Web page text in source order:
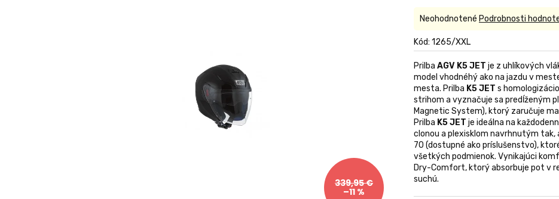
339,95 €
–11 %
Kód: 1265/XXL
Prilba AGV K5 JET je z uhlíkových
model vhodnéhý ako na jazdu v
mesta. Prilba K5 JET s
strihom a vyznačuje sa predĺženým
Magnetic System), ktorý zaručuje
Prilba K5 JET je ideálna na
clonou a plexisklom navrhnutým
70 (dostupné ako príslušenstvo),
všetkých podmienok. Vynikajúci
Dry-Comfort, ktorý absorbuje pot v
suchú.
Priemerné
produktu
je
0,0
z
5
hviezdičiek.
Neohodnotené Podrobnosti